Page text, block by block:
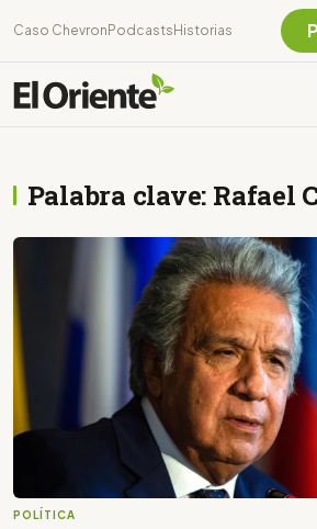
Caso Chevron Podcasts Historias
Palabra clave: Rafael
POLÍTICA